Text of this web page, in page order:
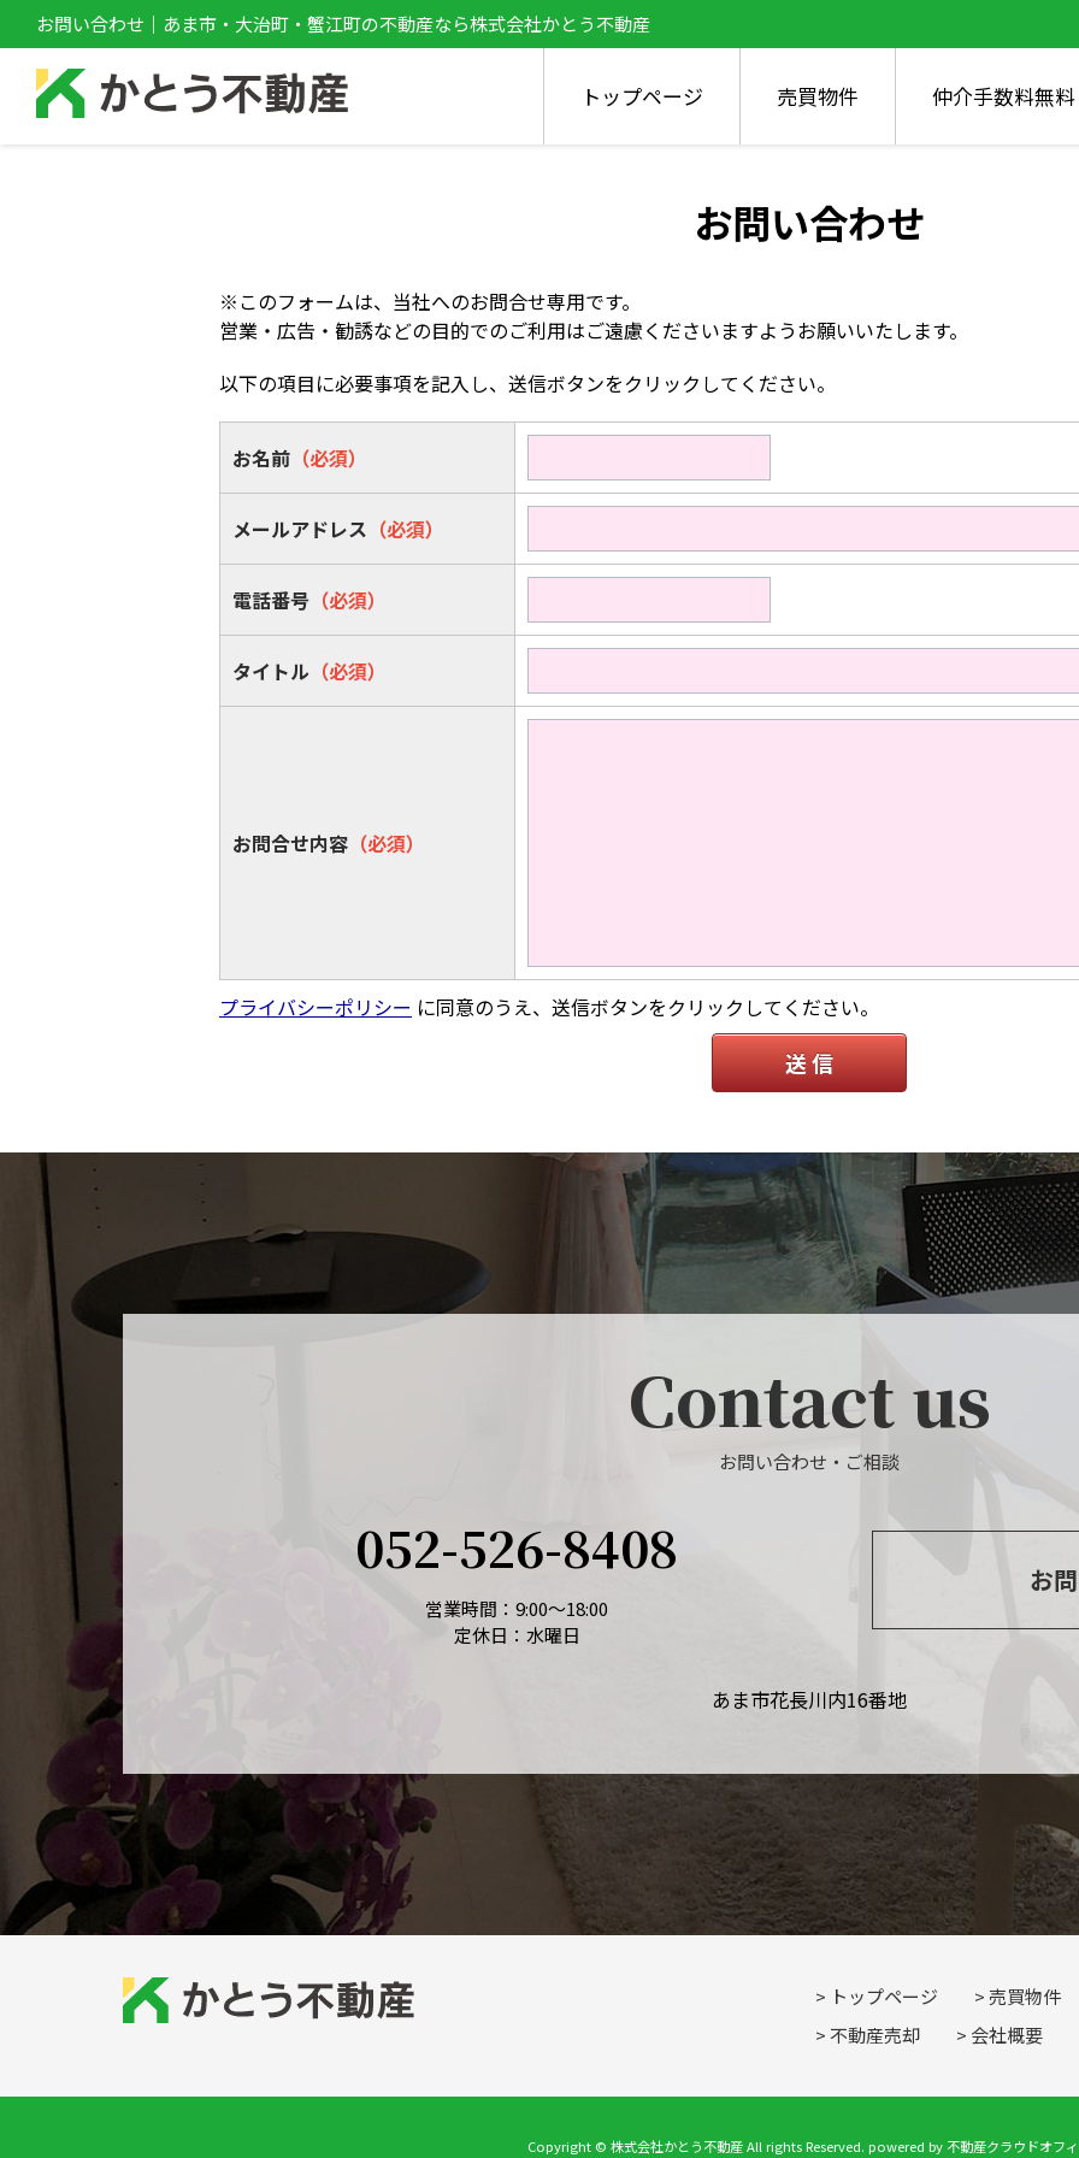
お問い合わせ｜あま市・大治町・蟹江町の不動産なら株式会社かとう不動産
トップページ 売買物件 仲介手数料無料
お問い合わせ
※このフォームは、当社へのお問合せ専用です。
営業・広告・勧誘などの目的でのご利用はご遠慮くださいますようお願いいたします。
以下の項目に必要事項を記入し、送信ボタンをクリックしてください。
お名前 （必須）
メールアドレス （必須）
電話番号 （必須）
タイトル （必須）
お問合せ内容 （必須）
プライバシーポリシー に同意のうえ、送信ボタンをクリックしてください。
送 信
Contact us
お問い合わせ・ご相談
052-526-8408
営業時間：9:00～18:00
定休日：水曜日
お
あま市花長川内16番地
トップページ
売買物件
不動産売却
会社概要
Copyright © 株式会社かとう不動産 All rights Reserved. powered by 不動産クラウドオフ